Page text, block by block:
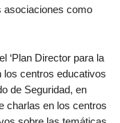
asociaciones como
‘Plan Director para la
los centros educativos
de Seguridad, en
charlas en los centros